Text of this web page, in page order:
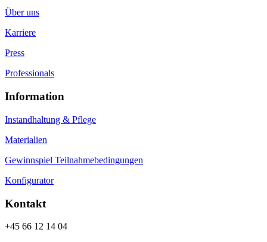
Über uns
Karriere
Press
Professionals
Information
Instandhaltung & Pflege
Materialien
Gewinnspiel Teilnahmebedingungen
Konfigurator
Kontakt
+45 66 12 14 04